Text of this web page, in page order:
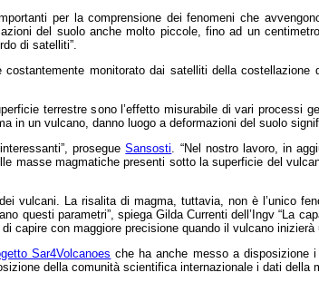
per la comprensione dei fenomeni che
del suolo anche molto piccole, fino ad un
di satelliti”.
costantemente monitorato dai satelliti della
terrestre sono l’effetto misurabile di vari processi
in un vulcano, danno luogo a deformazioni del suolo
prosegueSansosti . “Nel nostro lavoro, in
masse magmatiche presenti sotto la superficie del
vulcani. La risalita di magma, tuttavia, non è l’unico
questi parametri”, spiega Gilda Currenti dell’Ingv “La
capire con maggiore precisione quando il vulcano
Sar4Volcanoes che ha anche messo a disposizione
della comunità scientifica internazionale i dati